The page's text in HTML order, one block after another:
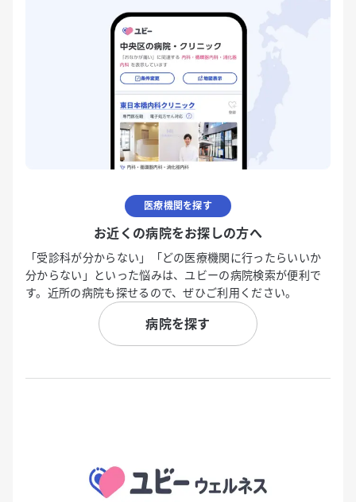
医療機関を探す
お近くの病院をお探しの方へ
「受診科が分からない」「どの医療機関に行ったらいいか
分からない」といった悩みは、ユビーの病院検索が便利で
す。近所の病院も探せるので、ぜひご利用ください。
病院を探す